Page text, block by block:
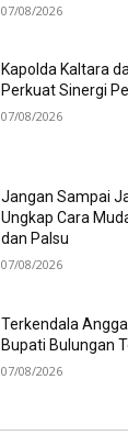
07/08/2026
Kapolda Kaltara
Perkuat Sinergi
07/08/2026
Jangan Sampai
Ungkap Cara
dan Palsu
07/08/2026
Terkendala
Bupati Bulungan
07/08/2026